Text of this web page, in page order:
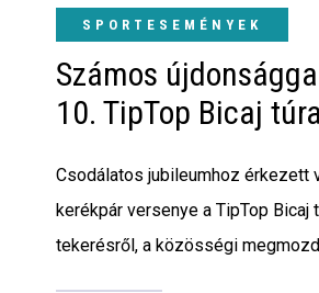
SPORTESEMÉNYEK
Számos
10. TipTop Bicaj
Csodálatos jubileumhoz érkezett
kerékpár versenye a TipTop Bicaj
tekerésről, a közösségi